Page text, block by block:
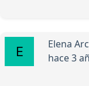
Elena
hace 3